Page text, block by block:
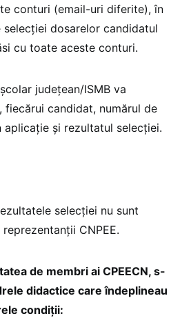
conturi (email-uri diferite), în
dosarelor candidatul
cu toate aceste conturi.
județean/ISMB va
fiecărui candidat, numărul de
și rezultatul selecției.
selecției nu sunt
CNPEE.
de membri ai CPEECN, s-
didactice care îndeplineau
condiții: